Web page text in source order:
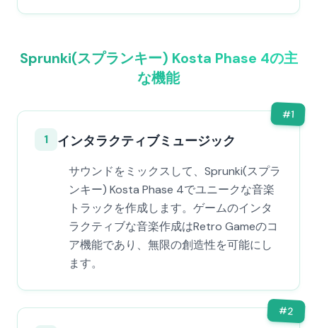
Sprunki(スプランキー) Kosta Phase 4の主
な機能
#1
1 インタラクティブミュージック
サウンドをミックスして、Sprunki(スプラ
ンキー) Kosta Phase 4でユニークな音楽
トラックを作成します。ゲームのインタ
ラクティブな音楽作成はRetro Gameのコ
ア機能であり、無限の創造性を可能にし
ます。
#2